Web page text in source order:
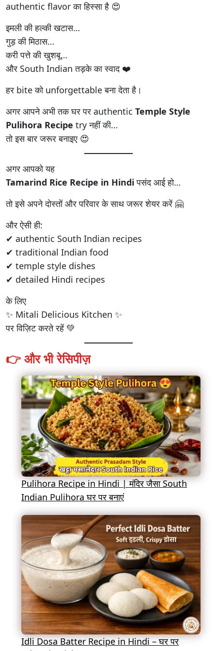
authentic flavor का हिस्सा है 😍
इमली की हल्की खटास…
गुड़ की मिठास…
करी पत्ते की खुशबू…
और South Indian तड़के का स्वाद ❤️
हर bite को unforgettable बना देता है।
अगर आपने अभी तक घर पर authentic Temple Style
Pulihora Recipe try नहीं की…
तो इस बार जरूर बनाइए 😍
अगर आपको यह
Tamarind Rice Recipe in Hindiपसंद आई हो…
तो इसे अपने दोस्तों और परिवार के साथ जरूर शेयर करें 🤗
और ऐसी ही:
✔ authentic South Indian recipes
✔ traditional Indian food
✔ temple style dishes
✔ detailed Hindi recipes
के लिए
✨ Mitali Delicious Kitchen ✨
पर विज़िट करते रहें 💚
👉 और भी रेसिपीज़
Pulihora Recipe in Hindi | मंदिर जैसा South
Indian Pulihora घर पर बनाएं
Idli Dosa Batter Recipe in Hindi – घर पर